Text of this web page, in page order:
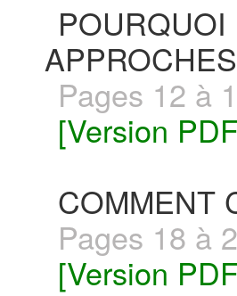
Pages 12 à
[Version
COMMENT
Pages 18 à
[Version